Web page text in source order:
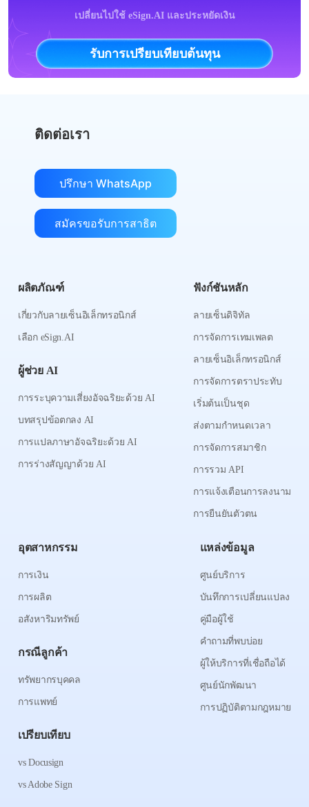
เปลี่ยนไปใช้ eSign.AI และประหยัดเงิน
รับการเปรียบเทียบต้นทุน
ติดต่อเรา
ปรึกษา WhatsApp
สมัครขอรับการสาธิต
ผลิตภัณฑ์
เกี่ยวกับลายเซ็นอิเล็กทรอนิกส์
เลือก eSign.AI
ผู้ช่วย AI
การระบุความเสี่ยงอัจฉริยะด้วย AI
บทสรุปข้อตกลง AI
การแปลภาษาอัจฉริยะด้วย AI
การร่างสัญญาด้วย AI
ฟังก์ชันหลัก
ลายเซ็นดิจิทัล
การจัดการเทมเพลต
ลายเซ็นอิเล็กทรอนิกส์
การจัดการตราประทับ
เริ่มต้นเป็นชุด
ส่งตามกำหนดเวลา
การจัดการสมาชิก
การรวม API
การแจ้งเตือนการลงนาม
การยืนยันตัวตน
อุตสาหกรรม
การเงิน
การผลิต
อสังหาริมทรัพย์
กรณีลูกค้า
ทรัพยากรบุคคล
การแพทย์
เปรียบเทียบ
vs Docusign
vs Adobe Sign
แหล่งข้อมูล
ศูนย์บริการ
บันทึกการเปลี่ยนแปลง
คู่มือผู้ใช้
คำถามที่พบบ่อย
ผู้ให้บริการที่เชื่อถือได้
ศูนย์นักพัฒนา
การปฏิบัติตามกฎหมาย